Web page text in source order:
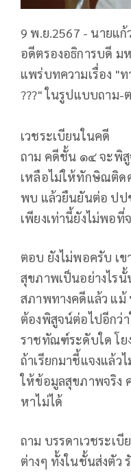
9 พ.ย.2567 - นายแก้
อดีตรองอธิการบดี ม
แพร่บทความเรื่อง "
???" ในรูปแบบถาม-
เวชระเบียนในคดี
ถาม คดีชั้น ๑๔ จะพิสู
เหลือไม่ให้ทักษิณติด
พบ แล้วยืนยันต่อ ปป
เพียงเท่านี้ยังไม่พอ
ตอบ ยังไม่พอครับ เข
สุขภาพเป็นอย่างไรนั้
สภาพทางคดีแล้ว แ
ต้องพิสูจน์ต่อไปอีกว่
ราชทัณฑ์ระดับใด โย
ถ้าเรียกมาชี้แจงแล้ว
ให้ข้อมูลสุขภาพจริง
หาไม่ได้
ถาม บรรดาเวชระเ
ต่างๆ ทั้งในชั้นส่งตัว